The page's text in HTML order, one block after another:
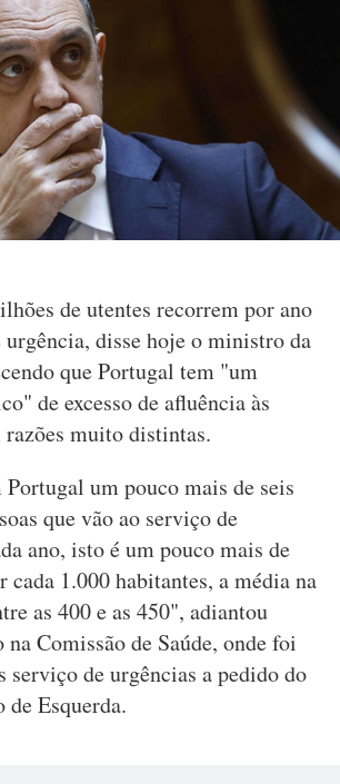
de utentes recorrem por ano
urgência, disse hoje o ministro da
que Portugal tem "um
de excesso de afluência às
muito distintas.
um pouco mais de seis
que vão ao serviço de
ano, isto é um pouco mais de
cada 1.000 habitantes, a média na
as 400 e as 450", adiantou
Comissão de Saúde, onde foi
serviço de urgências a pedido do
de Esquerda.